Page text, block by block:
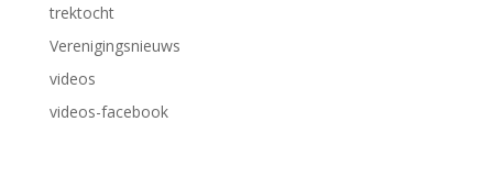
trektocht
Verenigingsnieuws
videos
videos-facebook